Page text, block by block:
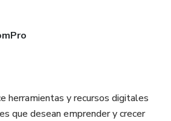
herramientas y recursos digitales
que desean emprender y crecer